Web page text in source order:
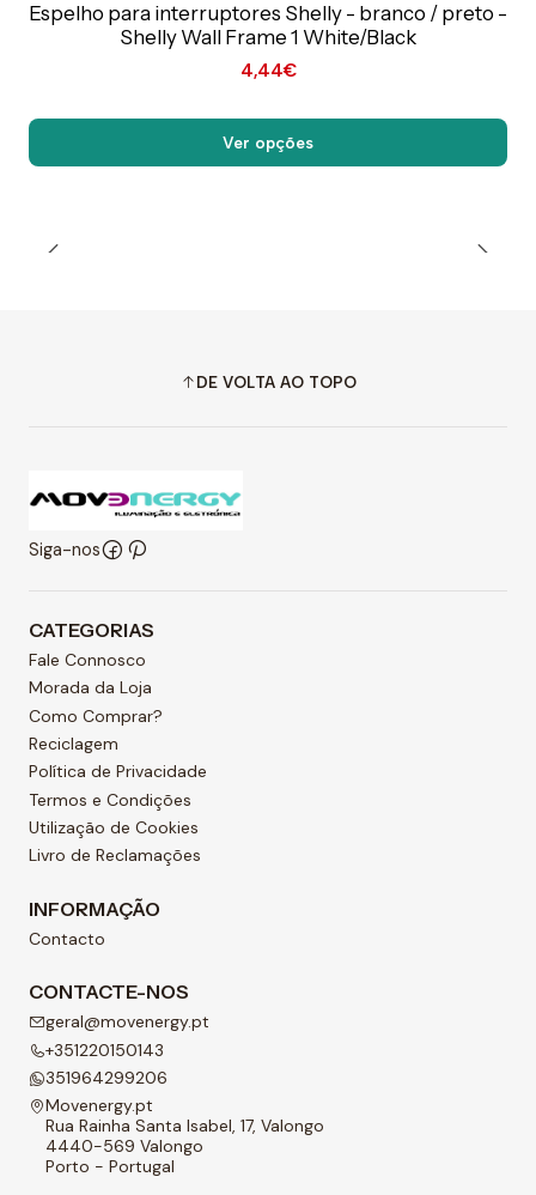
Espelho para interruptores Shelly - branco / preto -
Shelly Wall Frame 1 White/Black
4,44€
Ver opções
DE VOLTA AO TOPO
Siga-nos
CATEGORIAS
Fale Connosco
Morada da Loja
Como Comprar?
Reciclagem
Política de Privacidade
Termos e Condições
Utilização de Cookies
Livro de Reclamações
INFORMAÇÃO
Contacto
CONTACTE-NOS
geral@movenergy.pt
+351220150143
351964299206
Movenergy.pt
Rua Rainha Santa Isabel, 17, Valongo
4440-569 Valongo
Porto - Portugal